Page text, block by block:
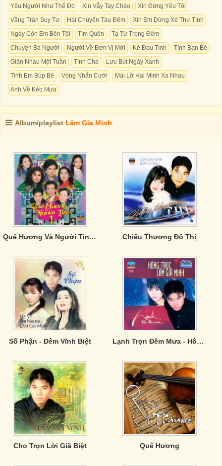
Yêu Người Như Thế Đó Xin Vẫy Tay Chào
Xin Đừng Yêu Tôi
Vầng Trán Suy Tư
Hai Chuyến Tàu Đêm
Xin Em Dừng Xé Thư Tình
Ngày Còn Em Bên Tôi
Tìm Quên
Tạ Từ Trong Đêm
Chuyện Ba Người
Người Về Đơn Vị Mới Kẻ Đau Tình
Tình Bạn Bè
Giận Nhau Một Tuần
Tình Cha
Lưu Bút Ngày Xanh
Tình Em Búp Bê
Vòng Nhẫn Cưới
Mai Lỡ Hai Mình Xa Nhau
Anh Về Kẻo Mưa
Album/playlist Lâm Gia Minh
Quê Hương Và Người Tình 1 Chiều Thương Đô Thị
Số Phận - Đêm Vĩnh Biệt Lạnh Trọn Đêm Mưa - Hồng Trúc, Lâm Gia Minh
Cho Trọn Lời Giã Biệt Quê Hương